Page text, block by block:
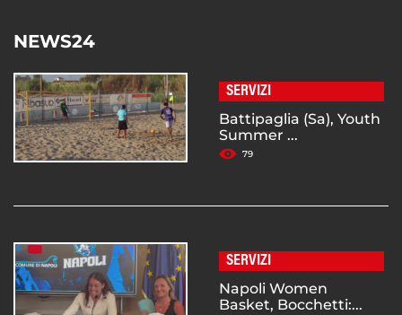
NEWS24
SERVIZI
Battipaglia (Sa), Youth
Summer ...
79
SERVIZI
Napoli Women
Basket, Bocchetti:...